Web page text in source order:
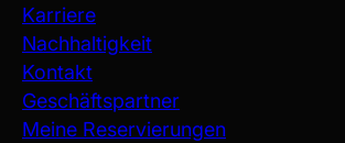
Karriere
Nachhaltigkeit
Kontakt
Geschäftspartner
Meine Reservierungen